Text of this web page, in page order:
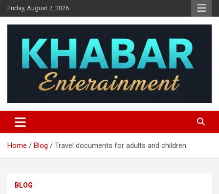
Skip
to
content
Friday, August 7, 2026
Khabar Entertainment
Home Blog Travel documents for adults and children
BLOG